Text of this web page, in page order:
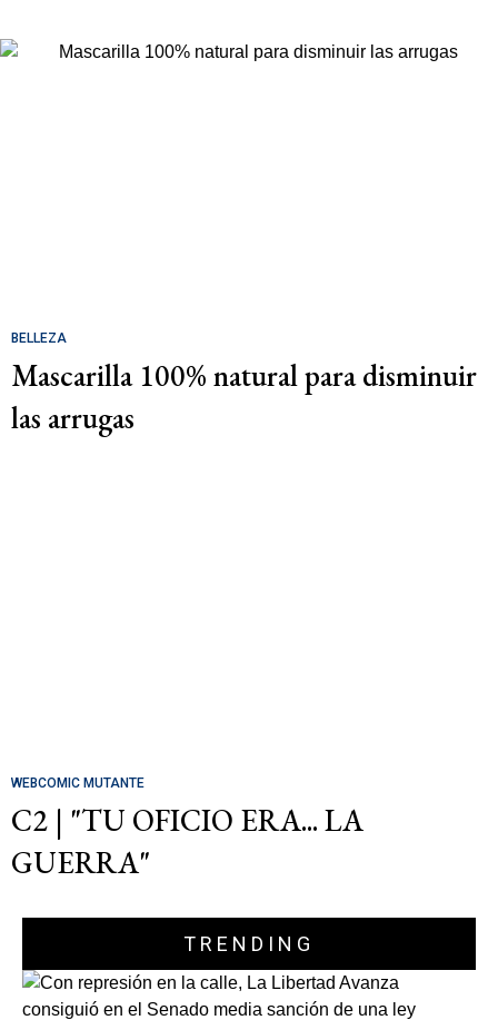
BELLEZA
Mascarilla 100% natural para disminuir
las arrugas
WEBCOMIC MUTANTE
C2 | "TU OFICIO ERA... LA
GUERRA"
TRENDING